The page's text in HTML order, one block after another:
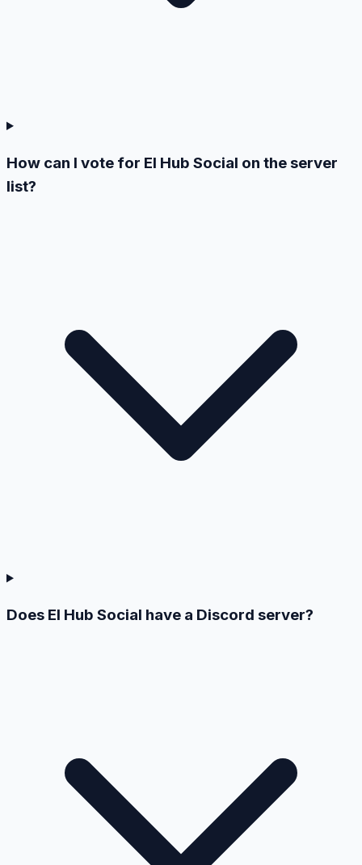
How can I vote for El Hub Social on the server
list?
Does El Hub Social have a Discord server?